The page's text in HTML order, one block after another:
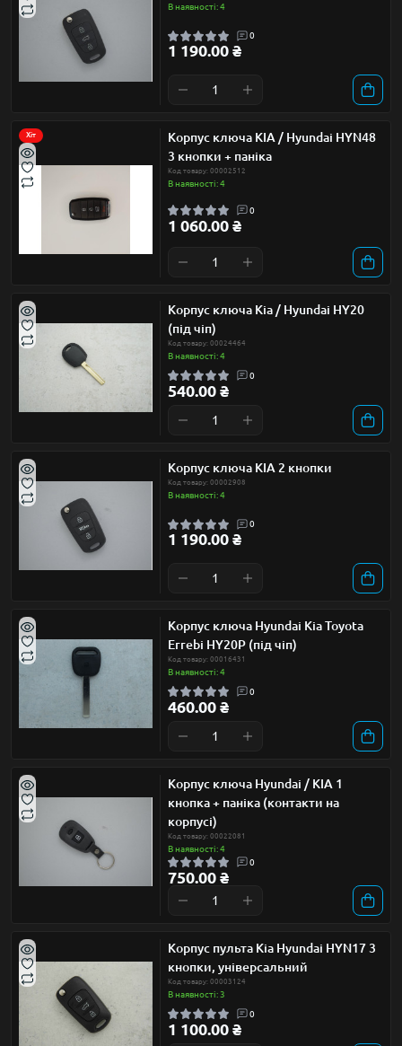
В наявності: 4
0
1 190.00 ₴
Хіт
Корпус ключа KIA / Hyundai HYN48
3 кнопки + паніка
Код товару: 00002512
В наявності: 4
0
1 060.00 ₴
Корпус ключа Kia / Hyundai HY20
(під чіп)
Код товару: 00024464
В наявності: 4
0
540.00 ₴
Корпус ключа KIA 2 кнопки
Код товару: 00002908
В наявності: 4
0
1 190.00 ₴
Корпус ключа Hyundai Kia Toyota
Errebi HY20P (під чіп)
Код товару: 00016431
В наявності: 4
0
460.00 ₴
Корпус ключа Hyundai / KIA 1
кнопка + паніка (контакти на
корпусі)
Код товару: 00022081
В наявності: 4
0
750.00 ₴
Корпус пульта Kia Hyundai HYN17 3
кнопки, універсальний
Код товару: 00003124
В наявності: 3
0
1 100.00 ₴